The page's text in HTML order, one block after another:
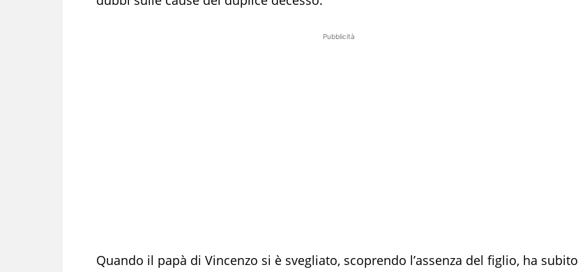
Pubblicità
Quando il papà di Vincenzo si è svegliato, scoprendo l’assenza del figlio, ha subito